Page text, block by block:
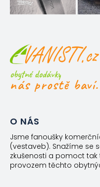
obytné dodávky
nás prostě
O NÁS
Jsme fanoušky
(vestaveb). Snažíme se
zkušenosti a pomoct
provozem těchto